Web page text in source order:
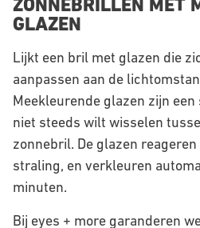
ZONNEBRILLEN MET
GLAZEN
Lijkt een bril met glazen die
aanpassen aan de
Meekleurende glazen zijn
niet steeds wilt wisselen
zonnebril. De glazen
straling, en verkleuren
minuten.
Bij eyes + more garanderen